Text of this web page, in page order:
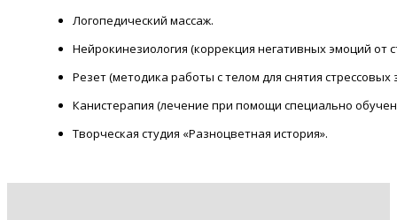
Логопедический массаж.
Нейрокинезиология (коррекция негативных эмоций от
Резет (методика работы с телом для снятия
Канистерапия (лечение при помощи специально
Творческая студия «Разноцветная история».